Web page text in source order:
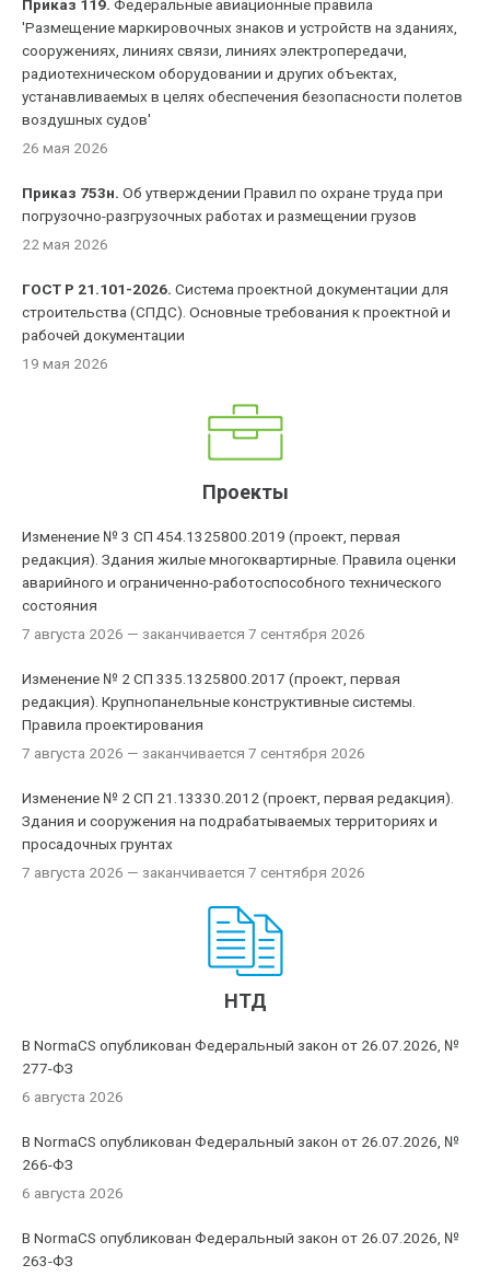
Приказ 119. Федеральные авиационные правила
'Размещение маркировочных знаков и устройств на зданиях,
сооружениях, линиях связи, линиях электропередачи,
радиотехническом оборудовании и других объектах,
устанавливаемых в целях обеспечения безопасности полетов
воздушных судов'
26 мая 2026
Приказ 753н. Об утверждении Правил по охране труда при
погрузочно-разгрузочных работах и размещении грузов
22 мая 2026
ГОСТ Р 21.101-2026. Система проектной документации для
строительства (СПДС). Основные требования к проектной и
рабочей документации
19 мая 2026
Проекты
Изменение № 3 СП 454.1325800.2019 (проект, первая
редакция). Здания жилые многоквартирные. Правила оценки
аварийного и ограниченно-работоспособного технического
состояния
7 августа 2026 — заканчивается 7 сентября 2026
Изменение № 2 СП 335.1325800.2017 (проект, первая
редакция). Крупнопанельные конструктивные системы.
Правила проектирования
7 августа 2026 — заканчивается 7 сентября 2026
Изменение № 2 СП 21.13330.2012 (проект, первая редакция).
Здания и сооружения на подрабатываемых территориях и
просадочных грунтах
7 августа 2026 — заканчивается 7 сентября 2026
НТД
В NormaCS опубликован Федеральный закон от 26.07.2026, №
277-ФЗ
6 августа 2026
В NormaCS опубликован Федеральный закон от 26.07.2026, №
266-ФЗ
6 августа 2026
В NormaCS опубликован Федеральный закон от 26.07.2026, №
263-ФЗ